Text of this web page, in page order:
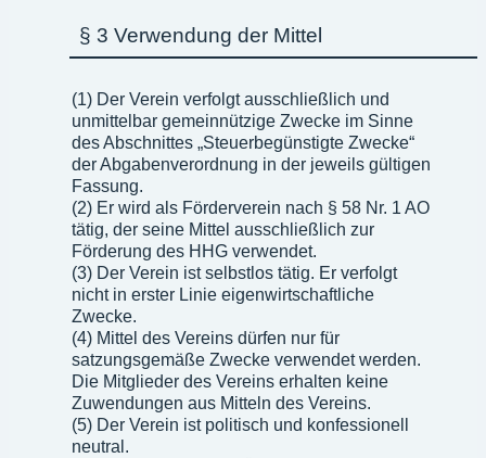
§ 3 Verwendung der Mittel
(1) Der Verein verfolgt ausschließlich und
unmittelbar gemeinnützige Zwecke im Sinne
des Abschnittes „Steuerbegünstigte Zwecke“
der Abgabenverordnung in der jeweils gültigen
Fassung.
(2) Er wird als Förderverein nach § 58 Nr. 1 AO
tätig, der seine Mittel ausschließlich zur
Förderung des HHG verwendet.
(3) Der Verein ist selbstlos tätig. Er verfolgt
nicht in erster Linie eigenwirtschaftliche
Zwecke.
(4) Mittel des Vereins dürfen nur für
satzungsgemäße Zwecke verwendet werden.
Die Mitglieder des Vereins erhalten keine
Zuwendungen aus Mitteln des Vereins.
(5) Der Verein ist politisch und konfessionell
neutral.